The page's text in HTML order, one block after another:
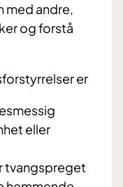
med andre,
og forstå
er
eller
tvangspreget